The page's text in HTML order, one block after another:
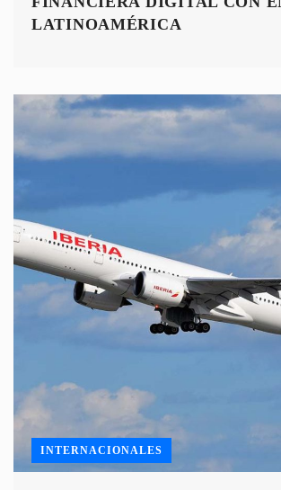
LATINOAMÉRICA
INTERNACIONALES